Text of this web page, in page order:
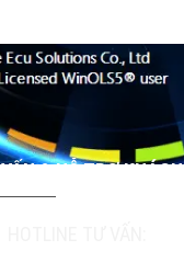
& HỖ TRỢ KHÁCH